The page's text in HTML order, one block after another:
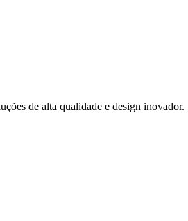
de alta qualidade e design inovador.